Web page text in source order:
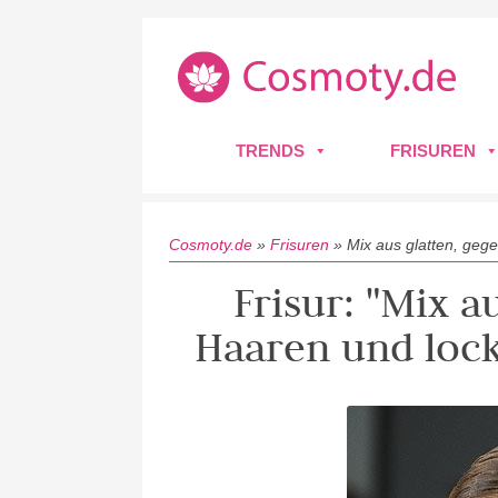
TRENDS FRISUREN
Cosmoty.de » Frisuren » Mix aus glatten,
Frisur: "Mix
Haaren und